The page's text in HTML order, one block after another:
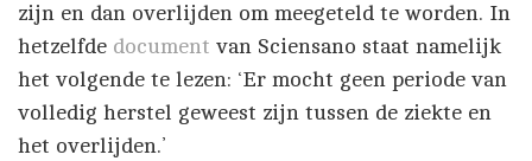
zijn en dan overlijden om meegeteld te worden. In
hetzelfde document van Sciensano staat namelijk
het volgende te lezen: ‘Er mocht geen periode van
volledig herstel geweest zijn tussen de ziekte en
het overlijden.’